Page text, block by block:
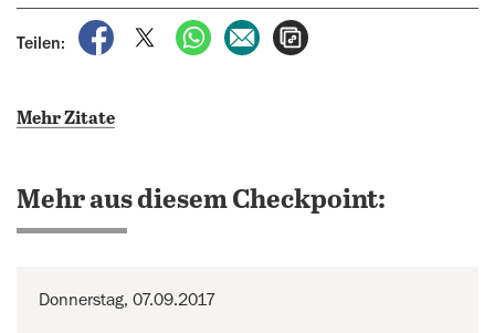
Teilen:
auf Facebook teilen
auf X teilenper WhatsApp teilen
per E-Mail teilen
Mehr Zitate
Mehr aus diesem Checkpoint:
Donnerstag, 07.09.2017